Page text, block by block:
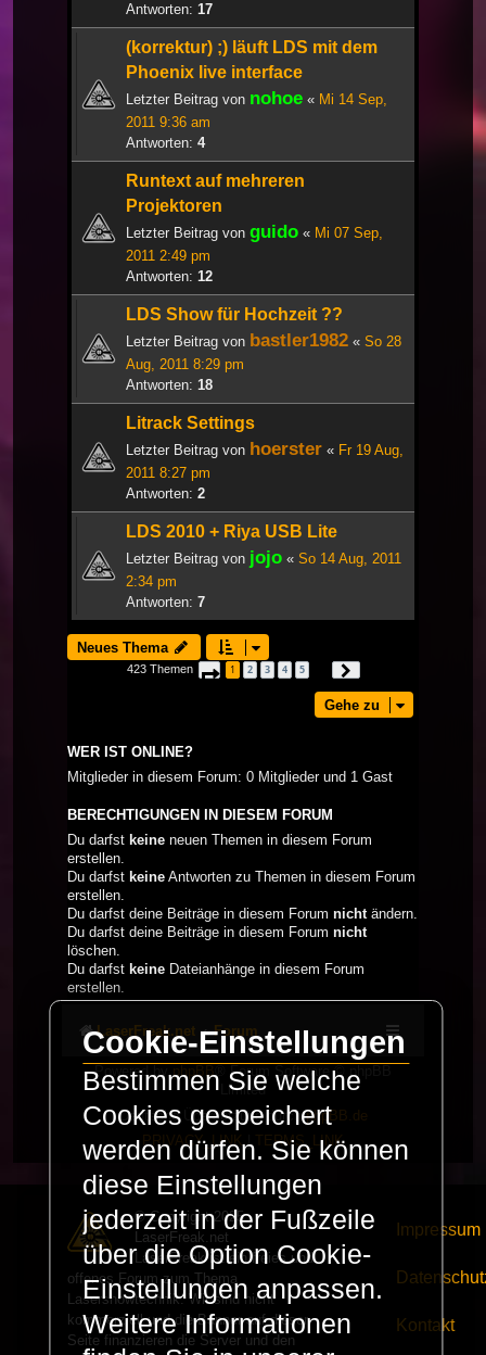
Antworten: 17
(korrektur) ;) läuft LDS mit dem
Phoenix live interface
Letzter Beitrag von nohoe « Mi 14 Sep,
2011 9:36 am
Antworten: 4
Runtext auf mehreren
Projektoren
Letzter Beitrag von guido « Mi 07 Sep,
2011 2:49 pm
Antworten: 12
LDS Show für Hochzeit ??
Letzter Beitrag von bastler1982 « So 28
Aug, 2011 8:29 pm
Antworten: 18
Litrack Settings
Letzter Beitrag von hoerster « Fr 19 Aug,
2011 8:27 pm
Antworten: 2
LDS 2010 + Riya USB Lite
Letzter Beitrag von jojo « So 14 Aug, 2011
2:34 pm
Antworten: 7
Neues Thema
423 Themen Seite 1von 15
1 2 3 4 5
Gehe zu
WER IST ONLINE?
Mitglieder in diesem Forum: 0 Mitglieder und 1 Gast
BERECHTIGUNGEN IN DIESEM FORUM
Du darfst keine neuen Themen in diesem Forum
erstellen.
Du darfst keine Antworten zu Themen in diesem Forum
erstellen.
Du darfst deine Beiträge in diesem Forum nichtändern.
Du darfst deine Beiträge in diesem Forum nicht
löschen.
Du darfst keine Dateianhänge in diesem Forum
erstellen.
LaserFreak.net Forum
Powered by phpBB
® Forum Software © phpBB
Limited
Deutsche Übersetzung durchphpBB.de
PRIVACY_LINK| TERMS_LINK
© Copyright 2025 -
LaserFreak.net
LaserFreak ist ein freies und
offenes Forum zum Thema
Lasershowtechnik. Wir sind nicht
kommerziell und die Banner auf dieser
Seite finanzieren die Server und den
Impressum
Kontakt
Cookie-Einstellungen
Bestimmen Sie welche
Cookies gespeichert
werden dürfen. Sie können
diese Einstellungen
jederzeit in der Fußzeile
über die Option Cookie-
Einstellungen anpassen.
Weitere Informationen